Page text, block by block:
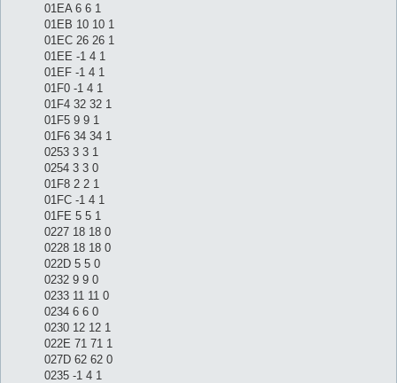
01EA 6 6 1
01EB 10 10 1
01EC 26 26 1
01EE -1 4 1
01EF -1 4 1
01F0 -1 4 1
01F4 32 32 1
01F5 9 9 1
01F6 34 34 1
0253 3 3 1
0254 3 3 0
01F8 2 2 1
01FC -1 4 1
01FE 5 5 1
0227 18 18 0
0228 18 18 0
022D 5 5 0
0232 9 9 0
0233 11 11 0
0234 6 6 0
0230 12 12 1
022E 71 71 1
027D 62 62 0
0235 -1 4 1